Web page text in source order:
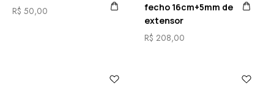
R$ 50,00
fecho 16cm+5mm de
extensor
R$ 208,00